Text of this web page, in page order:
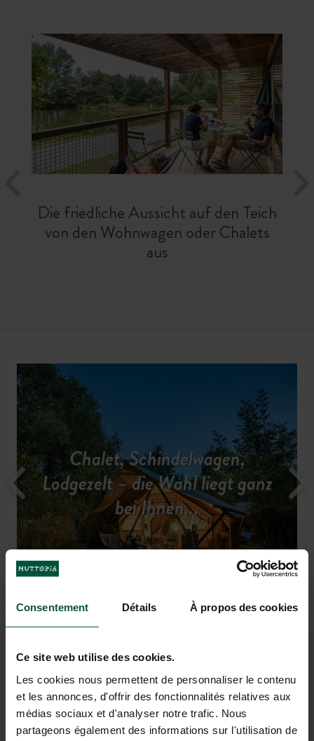
Consentement Détails À propos des cookies
Ce site web utilise des cookies.
Les cookies nous permettent de personnaliser le contenu
et les annonces, d'offrir des fonctionnalités relatives aux
médias sociaux et d'analyser notre trafic. Nous
partageons également des informations sur l'utilisation de
Die friedliche Aussicht auf den Teich
von den Wohnwagen oder Chalets
aus
Das beheizte Hallenbad, das auch an
kühleren Tagen zum Schwimmen
Entdecken SieMont Saint Michel
und schlendern Sie durch die
malerischen Dörfer der Bretagne.
Chalet, Schindelwagen,
Lodgezelt – die Wahl liegt ganz
bei Ihnen...
Campen Sie mitten in der
Natur
Ein Urlaub voller
Abwechslung...
Preise & Verfügbarkeit
Unsere Dienstleistungen für
einen entspannten Urlaub
Die Region entdecken
EIN KLEINER
VORGESCHMACK AUF IHREN
URLAUB IN BAIE DU MONT